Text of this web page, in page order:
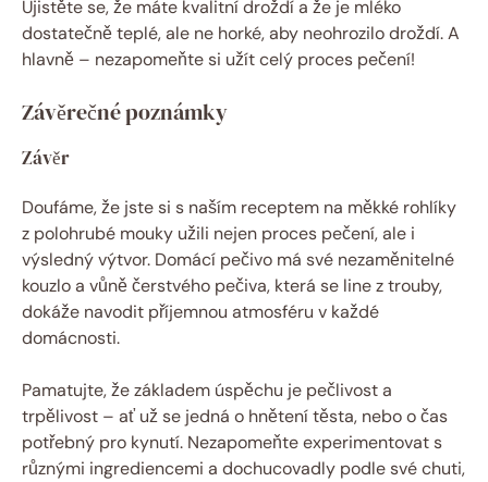
Ujistěte se, že máte kvalitní droždí a že je mléko
dostatečně teplé, ale ne horké, aby neohrozilo droždí. A
hlavně – nezapomeňte si užít celý proces pečení!
Závěrečné poznámky
Závěr
Doufáme, že jste si s naším receptem na měkké rohlíky
z polohrubé mouky užili nejen proces pečení, ale i
výsledný výtvor. Domácí pečivo má své nezaměnitelné
kouzlo a vůně čerstvého pečiva, která se line z trouby,
dokáže navodit příjemnou atmosféru v každé
domácnosti.
Pamatujte, že základem úspěchu je pečlivost a
trpělivost – ať už se jedná o hnětení těsta, nebo o čas
potřebný pro kynutí. Nezapomeňte experimentovat s
různými ingrediencemi a dochucovadly podle své chuti,